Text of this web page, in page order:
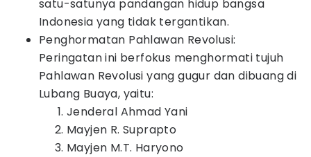
satu-satunya pandangan hidup bangsa
Indonesia yang tidak tergantikan.
Penghormatan Pahlawan Revolusi:
Peringatan ini berfokus menghormati tujuh
Pahlawan Revolusi yang gugur dan dibuang di
Lubang Buaya, yaitu:
Jenderal Ahmad Yani
Mayjen R. Suprapto
Mayjen M.T. Haryono